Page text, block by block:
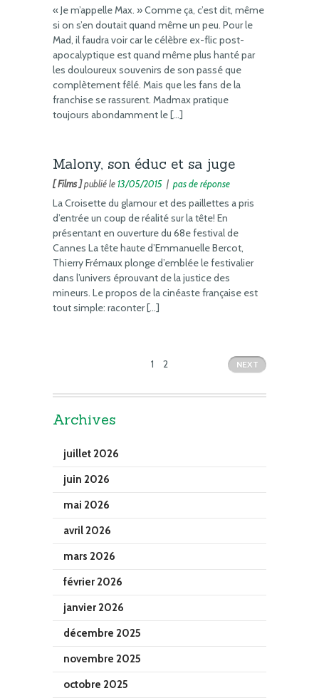
« Je m’appelle Max. » Comme ça, c’est dit, même
si on s’en doutait quand même un peu. Pour le
Mad, il faudra voir car le célèbre ex-flic post-
apocalyptique est quand même plus hanté par
les douloureux souvenirs de son passé que
complètement fêlé. Mais que les fans de la
franchise se rassurent. Madmax pratique
toujours abondamment le […]
Malony, son éduc et sa juge
[ Films ]publié le13/05/2015 | pas de réponse
La Croisette du glamour et des paillettes a pris
d’entrée un coup de réalité sur la tête! En
présentant en ouverture du 68e festival de
Cannes La tête haute d’Emmanuelle Bercot,
Thierry Frémaux plonge d’emblée le festivalier
dans l’univers éprouvant de la justice des
mineurs. Le propos de la cinéaste française est
tout simple: raconter […]
NEXT
1 2
Archives
juillet 2026
juin 2026
mai 2026
avril 2026
mars 2026
février 2026
janvier 2026
décembre 2025
novembre 2025
octobre 2025